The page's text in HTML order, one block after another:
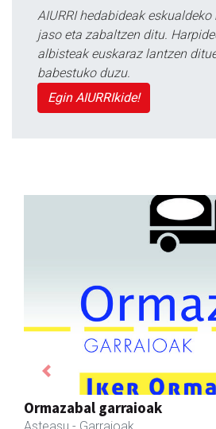
AIURRI hedabideak
jaso eta zabaltzen ditu.
albisteak euskaraz lantzen
babestuko duzu.
Egin AIURRIkide!
Ados muntaiak
Previous